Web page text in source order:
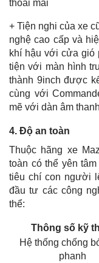
thoải mái
+ Tiện nghi của xe
nghệ cao cấp và
khí hậu với cửa gió
tiện với màn hình
thành 9inch được
cùng với
mẽ với dàn âm
4. Độ an toàn
Thuộc hãng xe
toàn có thể yên
tiêu chí con người
đầu tư các công
thể:
Thông số kỹ
Hệ thống chống
phanh